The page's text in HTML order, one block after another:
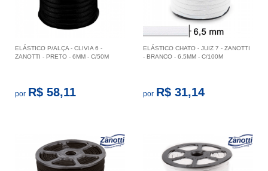
ELÁSTICO P/ALÇA - CLIVIA 6 -
ZANOTTI - PRETO - 6MM - C/50M
por R$ 58,11
ELÁSTICO CHATO - JUIZ 7 - ZANOTTI
- BRANCO - 6,5MM - C/100M
por R$ 31,14